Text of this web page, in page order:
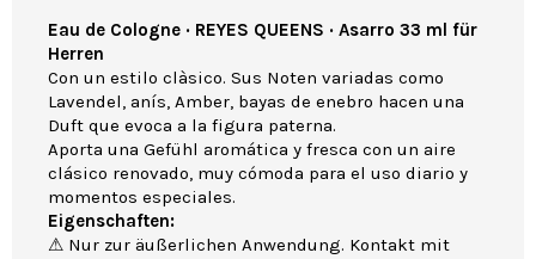
Eau de Cologne · REYES QUEENS · Asarro 33 ml für
Herren
Con un estilo clàsico. Sus Noten variadas como
Lavendel, anís, Amber, bayas de enebro hacen una
Duft que evoca a la figura paterna.
Aporta una Gefühl aromática y fresca con un aire
clásico renovado, muy cómoda para el uso diario y
momentos especiales.
Eigenschaften:
⚠ Nur zur äußerlichen Anwendung. Kontakt mit